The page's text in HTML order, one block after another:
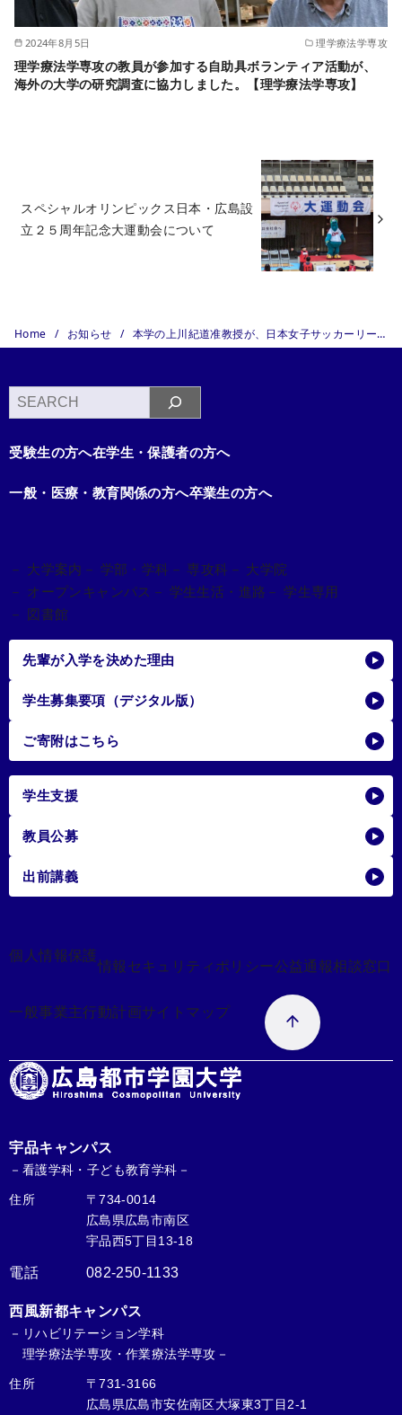
2024年8月5日 理学療法学専攻
理学療法学専攻の教員が参加する自助具ボランティア活動が、
海外の大学の研究調査に協力しました。【理学療法学専攻】
スペシャルオリンピックス日本・広島設
立２５周年記念大運動会について
Home お知らせ 本学の上川紀道准教授が、日本女子サッカーリーグ「ディアヴォロッソ広島」のメディカルトレーナーに就任
宇品キャンパス
－看護学科・子ども教育学科－
住所
〒734-0014
広島県広島市南区
宇品西5丁目13-18
電話 082-250-1133
西風新都キャンパス
－リハビリテーション学科
理学療法学専攻・作業療法学専攻－
住所
〒731-3166
広島県広島市安佐南区大塚東3丁目2-1
検
索
受験生の方へ在学生・保護者の方へ
一般・医療・教育関係の方へ卒業生の方へ
－ 大学案内 － 学部・学科 － 専攻科 － 大学院
－ オープンキャンパス － 学生生活・進路 － 学生専用
－ 図書館
先輩が入学を決めた理由
学生募集要項（デジタル版）
ご寄附はこちら
学生支援
教員公募
出前講義
個人情報保護
情報セキュリティポリシー公益通報相談窓口
一般事業主行動計画サイトマップ